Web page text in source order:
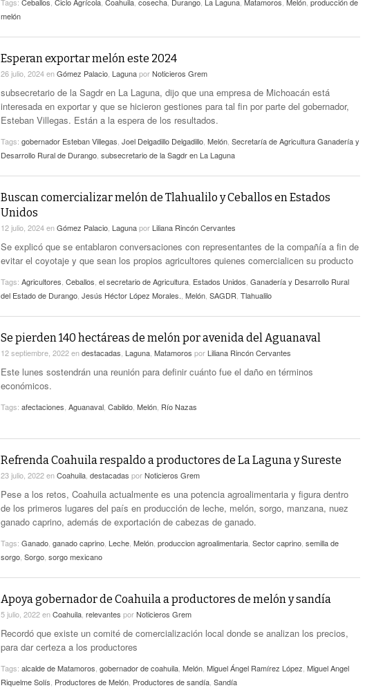
melón
Esperan exportar melón este 2024
26 julio, 2024enGómez Palacio LagunaporNoticieros Grem
subsecretario de la Sagdr en La Laguna, dijo que una empresa de Michoacán está
interesada en exportar y que se hicieron gestiones para tal fin por parte del gobernador,
Esteban Villegas. Están a la espera de los resultados.
Tags: gobernador Esteban Villegas Joel Delgadillo Delgadillo Melón Secretaría de Agricultura Ganadería y
Desarrollo Rural de Durango subsecretario de la Sagdr en La Laguna
Buscan comercializar melón de Tlahualilo y Ceballos en Estados
Unidos
12 julio, 2024enGómez Palacio Lagunapor Liliana Rincón Cervantes
Se explicó que se entablaron conversaciones con representantes de la compañía a fin de
evitar el coyotaje y que sean los propios agricultores quienes comercialicen su producto
Tags: Agricultores Ceballos el secretario de Agricultura Estados Unidos Ganadería y Desarrollo Rural
del Estado de Durango Jesús Héctor López Morales. Melón SAGDR Tlahualilo
Se pierden 140 hectáreas de melón por avenida del Aguanaval
12 septiembre, 2022endestacadas Laguna Matamoros por Liliana Rincón Cervantes
Este lunes sostendrán una reunión para definir cuánto fue el daño en términos
económicos.
Tags: afectaciones Aguanaval Cabildo Melón Río Nazas
Refrenda Coahuila respaldo a productores de La Laguna y Sureste
23 julio, 2022enCoahuila destacadas porNoticieros Grem
Pese a los retos, Coahuila actualmente es una potencia agroalimentaria y figura dentro
de los primeros lugares del país en producción de leche, melón, sorgo, manzana, nuez
ganado caprino, además de exportación de cabezas de ganado.
Tags: Ganado ganado caprino Leche Melón produccion agroalimentaria Sector caprino semilla de
sorgo Sorgo sorgo mexicano
Apoya gobernador de Coahuila a productores de melón y sandía
5 julio, 2022enCoahuila relevantes porNoticieros Grem
Recordó que existe un comité de comercialización local donde se analizan los precios,
para dar certeza a los productores
Tags: alcalde de Matamoros gobernador de coahuila Melón Miguel Ángel Ramírez López Miguel Angel
Riquelme Solís Productores de Melón Productores de sandía Sandía